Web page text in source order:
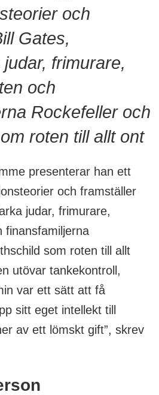
och
Gates,
frimurare,
och
Rockefeller och
roten till allt ont
presenterar han ett
och framställer
judar, frimurare,
finansfamiljerna
som roten till allt
utövar tankekontroll,
var ett sätt att få
sitt eget intellekt till
av ett lömskt gift”, skrev